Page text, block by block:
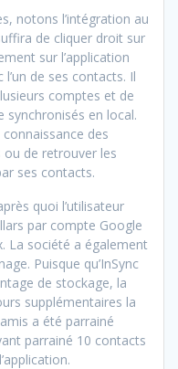
notons l’intégration au
de cliquer droit sur
sur l’application
de ses contacts. Il
comptes et de
synchronisés en local.
des
de retrouver les
ses contacts.
quoi l’utilisateur
par compte Google
La société a également
Puisque qu’InSync
de stockage, la
supplémentaires la
a été parrainé
parrainé 10 contacts